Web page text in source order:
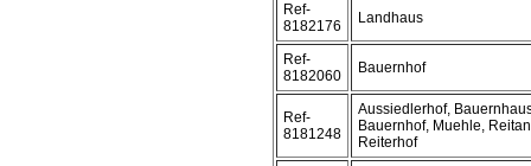
Ref-
8182176
Landhaus
Ref-
8182060
Bauernhof
Ref-
8181248
Aussiedlerhof,
Bauernhof, Muehle,
Reiterhof